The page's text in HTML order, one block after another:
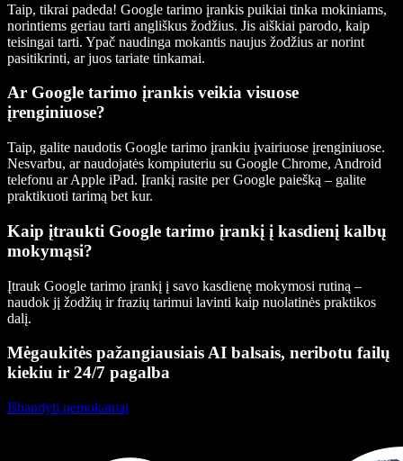
Taip, tikrai padeda! Google tarimo įrankis puikiai tinka mokiniams,
norintiems geriau tarti angliškus žodžius. Jis aiškiai parodo, kaip
teisingai tarti. Ypač naudinga mokantis naujus žodžius ar norint
pasitikrinti, ar juos tariate tinkamai.
Ar Google tarimo įrankis veikia visuose
įrenginiuose?
Taip, galite naudotis Google tarimo įrankiu įvairiuose įrenginiuose.
Nesvarbu, ar naudojatės kompiuteriu su Google Chrome, Android
telefonu ar Apple iPad. Įrankį rasite per Google paiešką – galite
praktikuoti tarimą bet kur.
Kaip įtraukti Google tarimo įrankį į kasdienį kalbų
mokymąsi?
Įtrauk Google tarimo įrankį į savo kasdienę mokymosi rutiną –
naudok jį žodžių ir frazių tarimui lavinti kaip nuolatinės praktikos
dalį.
Mėgaukitės pažangiausiais AI balsais, neribotu failų
kiekiu ir 24/7 pagalba
Išbandyti nemokamai